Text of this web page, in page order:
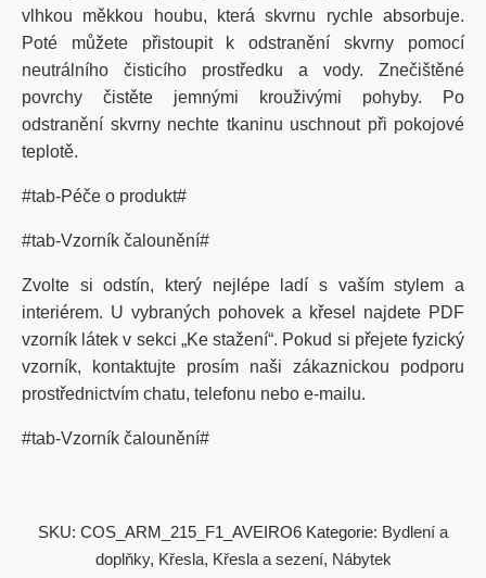
vlhkou měkkou houbu, která skvrnu rychle absorbuje.
Poté můžete přistoupit k odstranění skvrny pomocí
neutrálního čisticího prostředku a vody. Znečištěné
povrchy čistěte jemnými krouživými pohyby. Po
odstranění skvrny nechte tkaninu uschnout při pokojové
teplotě.
#tab-Péče o produkt#
#tab-Vzorník čalounění#
Zvolte si odstín, který nejlépe ladí s vaším stylem a
interiérem. U vybraných pohovek a křesel najdete PDF
vzorník látek v sekci „Ke stažení“. Pokud si přejete fyzický
vzorník, kontaktujte prosím naši zákaznickou podporu
prostřednictvím chatu, telefonu nebo e-mailu.
#tab-Vzorník čalounění#
SKU: COS_ARM_215_F1_AVEIRO6 Kategorie: Bydlení a
doplňky, Křesla, Křesla a sezení, Nábytek